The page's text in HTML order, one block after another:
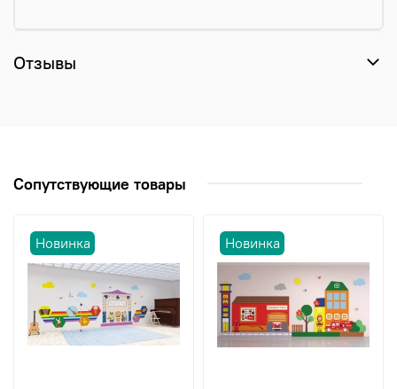
Отзывы
Сопутствующие товары
Новинка Новинка